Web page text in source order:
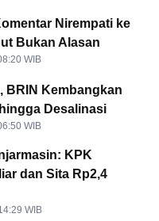
Nirempati ke
Bukan Alasan
WIB
BRIN Kembangkan
Desalinasi
WIB
KPK
dan Sita Rp2,4
WIB